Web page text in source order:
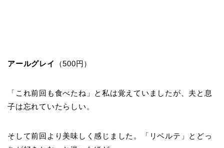
アールグレイ （500円）
「これ前回も食べたね」と私は覚えていましたが、夫と息
子は忘れていたらしい。
そして前回より美味しく感じました。「リベルテ」とどっ